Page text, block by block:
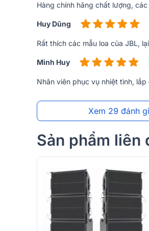
Loa toàn dải 2 đường tiếng,
2414H-C 2.5cm, củ bass là
cường độ cao, cho công suất
Công suất trung bình 350W
Hàng chính hãng chất lượng,
Huy Dũng
Rất thích các mẫu loa của JBL,
Minh Huy
Nhân viên phục vụ nhiệt tình,
Xem 29 đánh
Sản phẩm liên